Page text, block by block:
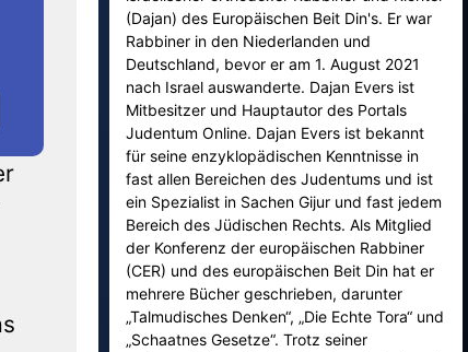
(Dajan) des Europäischen Beit Din's. Er war
Rabbiner in den Niederlanden und
Deutschland, bevor er am 1. August 2021
nach Israel auswanderte. Dajan Evers ist
Mitbesitzer und Hauptautor des Portals
Judentum Online. Dajan Evers ist bekannt
für seine enzyklopädischen Kenntnisse in
fast allen Bereichen des Judentums und ist
ein Spezialist in Sachen Gijur und fast jedem
Bereich des Jüdischen Rechts. Als Mitglied
der Konferenz der europäischen Rabbiner
(CER) und des europäischen Beit Din hat er
mehrere Bücher geschrieben, darunter
„Talmudisches Denken“, „Die Echte Tora“ und
„Schaatnes Gesetze“. Trotz seiner